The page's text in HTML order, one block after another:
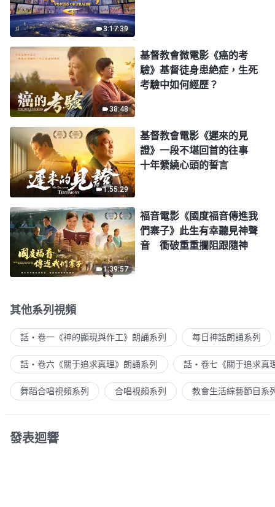
3:17:39
38:48
基督教會微電影《癌的考
驗》基督徒身患絶症，生死
考驗中如何經歷？
1:55:29
基督教會電影《遲來的見
證》一段不堪回首的往事
十年縈繞心頭的誓言
1:39:57
福音電影《國度福音傳進我
們寨子》此生有幸聽見神聲
音 衝破重重攔阻跟隨神
其他系列視頻
話・卷一《神的顯現與作工》朗誦系列 每日神話朗誦系列
話・卷六《關于追求真理》朗誦系列 話・卷七《關于追求真
舞蹈合唱視頻系列 合唱視頻系列 教會生活綜藝節目系
發表迴響